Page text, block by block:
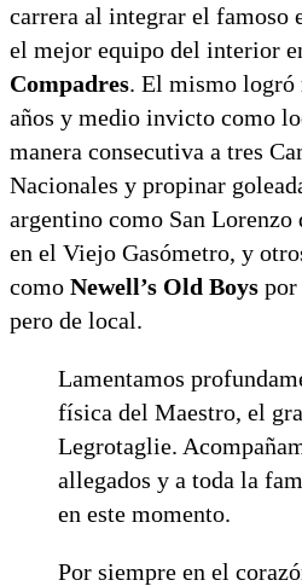
carrera al integrar el
el mejor equipo del interior
Compadres. El mismo logró
años y medio invicto como
manera consecutiva a tres
Nacionales y propinar
argentino como San
en el Viejo Gasómetro, y
como Newell’s Old Boys por
pero de local.
Lamentamos
física del Maestro, el
Legrotaglie.
allegados y a toda la
en este momento.
Por siempre en el